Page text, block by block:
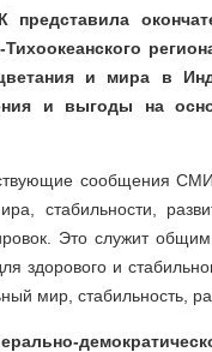
и мира в
и выгоды на
сообщения СМИ
стабильности,
Это служит
здорового и
мир, стабильность,